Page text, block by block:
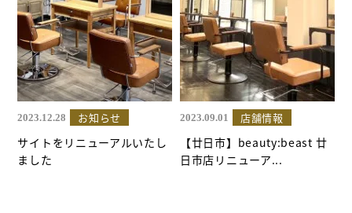
2023.12.28 お知らせ
サイトをリニューアルいたし
ました
2023.09.01 店舗情報
【廿日市】beauty:beast 廿
日市店リニューア...